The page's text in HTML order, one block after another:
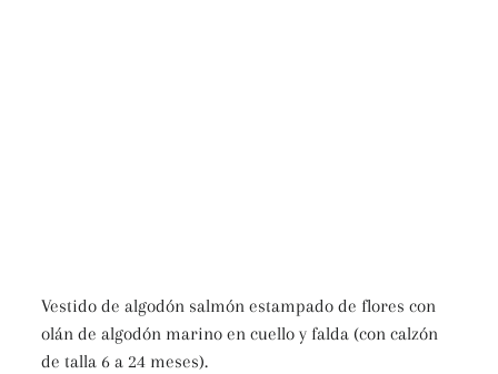
Vestido de algodón salmón estampado de flores con
olán de algodón marino en cuello y falda (con calzón
de talla 6 a 24 meses).